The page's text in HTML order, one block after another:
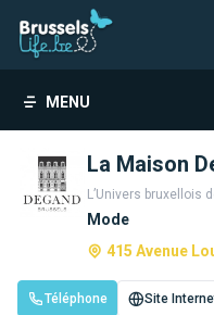
MENU
La Maison
L’Univers bruxellois
Mode
415 Avenue
Téléphone Site